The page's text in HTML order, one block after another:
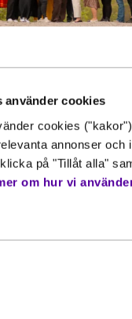
använder cookies
cookies
annonser och
på "Tillåt alla"
om hur vi
gruvmiljö för
studier var det
startdatum
om
behörighetskrav.